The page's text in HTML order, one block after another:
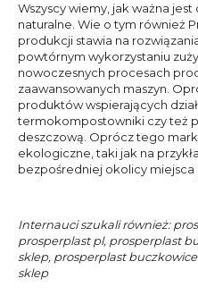
Wszyscy wiemy, jak ważna
naturalne. Wie o tym również
produkcji stawia na
powtórnym wykorzystaniu
nowoczesnych procesach
zaawansowanych maszyn.
produktów wspierających
termokompostowniki czy też
deszczową. Oprócz tego
ekologiczne, taki jak na
bezpośredniej okolicy miejsca
Internauci szukali również:
prosperplast pl, prosperplast
sklep, prosperplast
sklep